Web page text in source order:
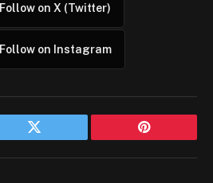
Follow on X (Twitter)
Follow on Instagram
Twitter Pinterest